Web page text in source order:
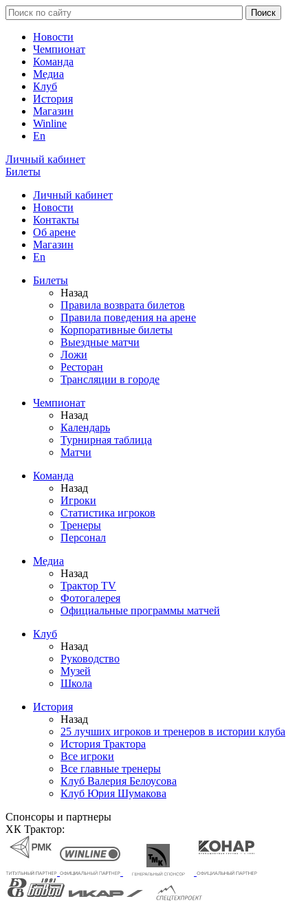
Новости
Чемпионат
Команда
Медиа
Клуб
История
Магазин
Winline
En
Личный кабинет
Билеты
Личный кабинет
Новости
Контакты
Об арене
Магазин
En
Билеты
Назад
Правила возврата билетов
Правила поведения на арене
Корпоративные билеты
Выездные матчи
Ложи
Ресторан
Трансляции в городе
Чемпионат
Назад
Календарь
Турнирная таблица
Матчи
Команда
Назад
Игроки
Статистика игроков
Тренеры
Персонал
Медиа
Назад
Трактор TV
Фотогалерея
Официальные программы матчей
Клуб
Назад
Руководство
Музей
Школа
История
Назад
25 лучших игроков и тренеров в истории клуба
История Трактора
Все игроки
Все главные тренеры
Клуб Валерия Белоусова
Клуб Юрия Шумакова
Спонсоры и партнеры
ХК Трактор: